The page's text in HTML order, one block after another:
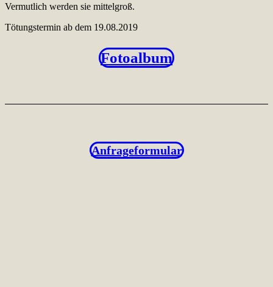
Vermutlich werden sie mittelgroß.
Tötungstermin ab dem 19.08.2019
Fotoalbum
Anfrageformular